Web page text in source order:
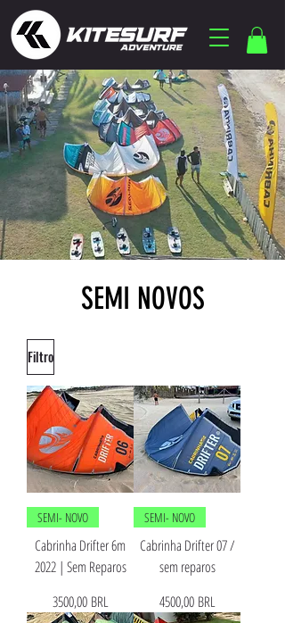
SEMI NOVOS
Filtro
SEMI- NOVO
Cabrinha Drifter 6m
2022 | Sem Reparos
Precio
3500,00 BRL
SEMI- NOVO
Cabrinha Drifter 07 /
sem reparos
Precio
4500,00 BRL